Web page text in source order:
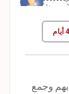
بهم وجمع